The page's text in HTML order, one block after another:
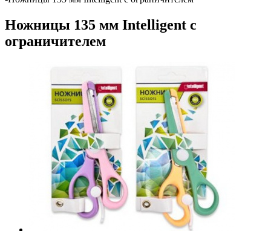
Ножницы 135 мм Intelligent с
ограничителем